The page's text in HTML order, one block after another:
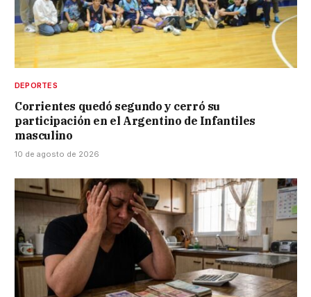
DEPORTES
Corrientes quedó segundo y cerró su
participación en el Argentino de Infantiles
masculino
10 de agosto de 2026